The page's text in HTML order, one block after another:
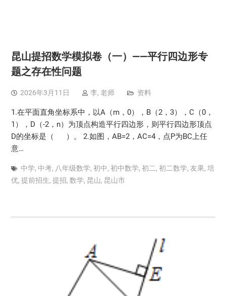
昆山提招数学模拟卷（一）——平行四边形专
题之存在性问题
2026年3月11日 李, 老师 资料
1.在平面直角坐标系中，以A（m，0），B（2，3），C（0，
1），D（-2，n）为顶点构造平行四边形，则平行四边形顶点
D的坐标是（ ）。 2.如图，AB=2，AC=4，点P为BC上任
意…
中学, 中考, 八年级数学, 初中, 初中数学, 初二, 初二数学, 友果, 培
优, 提前招生, 提招, 数学, 昆山, 昆山市